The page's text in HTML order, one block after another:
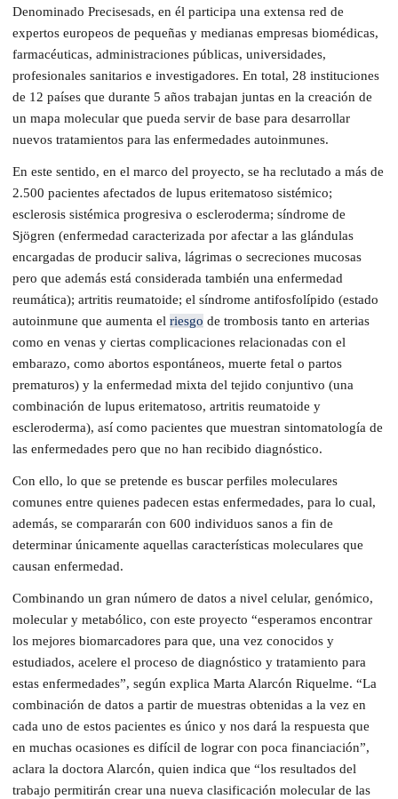
Denominado Precisesads, en él participa una extensa red de
expertos europeos de pequeñas y medianas empresas biomédicas,
farmacéuticas, administraciones públicas, universidades,
profesionales sanitarios e investigadores. En total, 28 instituciones
de 12 países que durante 5 años trabajan juntas en la creación de
un mapa molecular que pueda servir de base para desarrollar
nuevos tratamientos para las enfermedades autoinmunes.
En este sentido, en el marco del proyecto, se ha reclutado a más de
2.500 pacientes afectados de lupus eritematoso sistémico;
esclerosis sistémica progresiva o escleroderma; síndrome de
Sjögren (enfermedad caracterizada por afectar a las glándulas
encargadas de producir saliva, lágrimas o secreciones mucosas
pero que además está considerada también una enfermedad
reumática); artritis reumatoide; el síndrome antifosfolípido (estado
autoinmune que aumenta el riesgo de trombosis tanto en arterias
como en venas y ciertas complicaciones relacionadas con el
embarazo, como abortos espontáneos, muerte fetal o partos
prematuros) y la enfermedad mixta del tejido conjuntivo (una
combinación de lupus eritematoso, artritis reumatoide y
escleroderma), así como pacientes que muestran sintomatología de
las enfermedades pero que no han recibido diagnóstico.
Con ello, lo que se pretende es buscar perfiles moleculares
comunes entre quienes padecen estas enfermedades, para lo cual,
además, se compararán con 600 individuos sanos a fin de
determinar únicamente aquellas características moleculares que
causan enfermedad.
Combinando un gran número de datos a nivel celular, genómico,
molecular y metabólico, con este proyecto “esperamos encontrar
los mejores biomarcadores para que, una vez conocidos y
estudiados, acelere el proceso de diagnóstico y tratamiento para
estas enfermedades”, según explica Marta Alarcón Riquelme. “La
combinación de datos a partir de muestras obtenidas a la vez en
cada uno de estos pacientes es único y nos dará la respuesta que
en muchas ocasiones es difícil de lograr con poca financiación”,
aclara la doctora Alarcón, quien indica que “los resultados del
trabajo permitirán crear una nueva clasificación molecular de las